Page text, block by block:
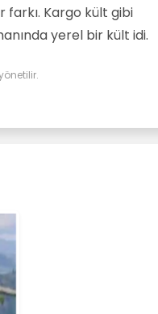
Kargo kült gibi
yerel bir kült idi.